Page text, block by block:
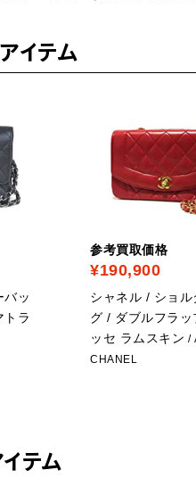
イテム
バッ
トラ
参考買取価格
¥190,900
シャネル / ショル
グ / ダブルフラッ
ッセ ラムスキン /
CHANEL
テム